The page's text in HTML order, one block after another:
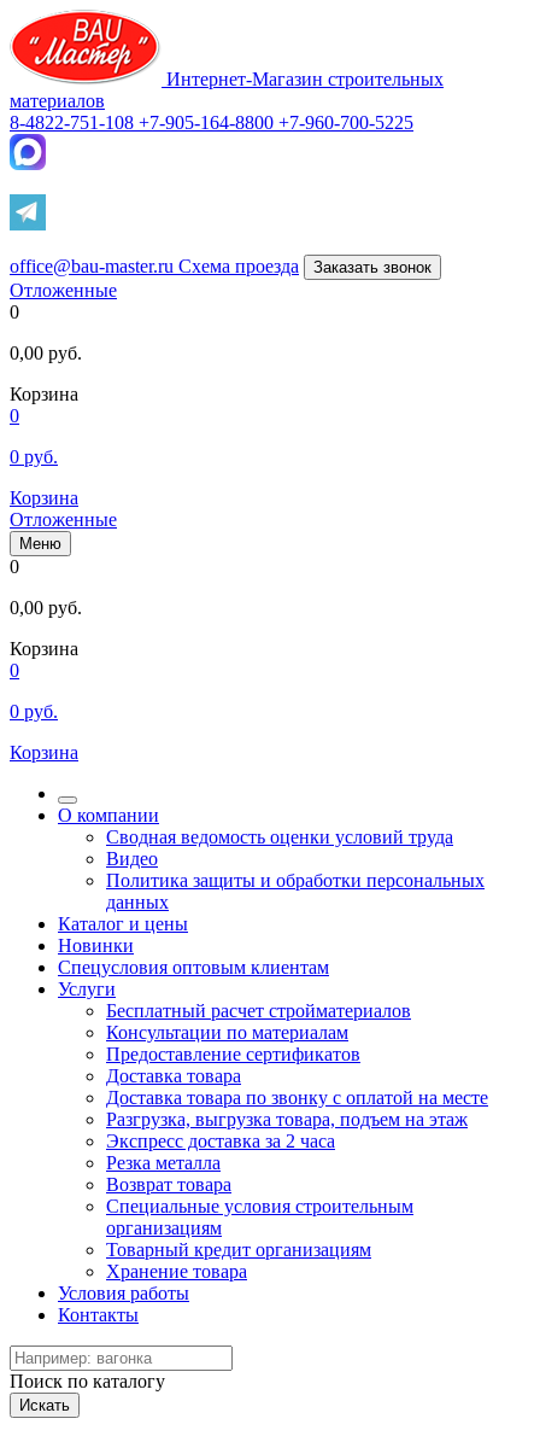
Интернет-Магазин строительных
материалов
8-4822-751-108 +7-905-164-8800 +7-960-700-5225
office@bau-master.ru Схема проезда Заказать звонок
Отложенные
0
0,00 руб.
Корзина
0
0 руб.
Корзина
Отложенные
Меню
0
0,00 руб.
Корзина
0
0 руб.
Корзина
О компании
Сводная ведомость оценки условий труда
Видео
Политика защиты и обработки персональных
данных
Каталог и цены
Новинки
Спецусловия оптовым клиентам
Услуги
Бесплатный расчет стройматериалов
Консультации по материалам
Предоставление сертификатов
Доставка товара
Доставка товара по звонку с оплатой на месте
Разгрузка, выгрузка товара, подъем на этаж
Экспресс доставка за 2 часа
Резка металла
Возврат товара
Специальные условия строительным
организациям
Товарный кредит организациям
Хранение товара
Условия работы
Контакты
Поиск по каталогу
Искать